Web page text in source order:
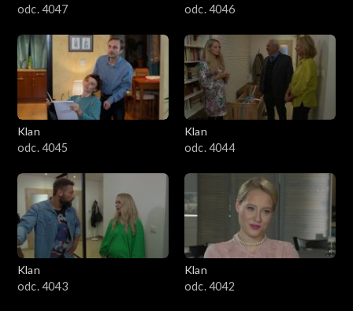
odc. 4047
odc. 4046
Klan
odc. 4045
Klan
odc. 4044
Klan
odc. 4043
Klan
odc. 4042